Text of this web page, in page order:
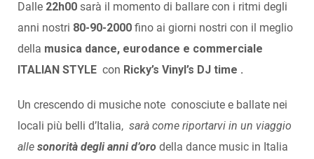
Dalle 22h00 sarà il momento di ballare con i ritmi degli
anni nostri 80-90-2000 fino ai giorni nostri con il meglio
della musica dance, eurodance e commerciale
ITALIAN STYLE con Ricky’s Vinyl’s DJ time .
Un crescendo di musiche note conosciute e ballate nei
locali più belli d’Italia, sarà come riportarvi in un viaggio
alle sonorità degli anni d’oro della dance music in Italia